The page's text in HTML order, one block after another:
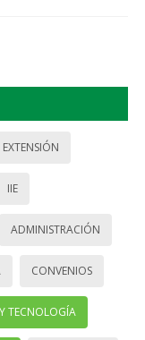
EXTENSIÓN
IIE
ADMINISTRACIÓN
CONVENIOS
TECNOLOGÍA